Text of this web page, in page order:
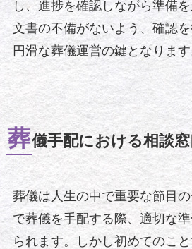
し、進捗を確認しながら準備
文書の不備がないよう、確認
円滑な葬儀運営の鍵となります
葬儀手配における相談
葬儀は人生の中で重要な節目
で葬儀を手配する際、適切な
られます。しかし初めてのこ